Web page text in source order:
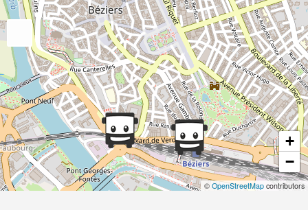
+
−
© OpenStreetMap contributors